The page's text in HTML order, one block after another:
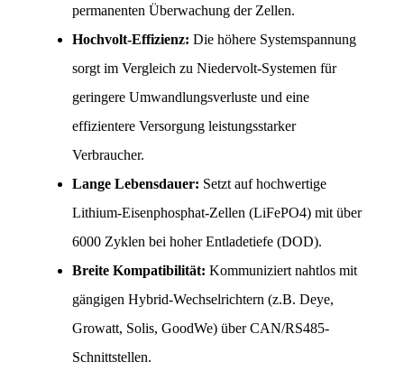
permanenten Überwachung der Zellen.
Hochvolt-Effizienz: Die höhere Systemspannung
sorgt im Vergleich zu Niedervolt-Systemen für
geringere Umwandlungsverluste und eine
effizientere Versorgung leistungsstarker
Verbraucher.
Lange Lebensdauer: Setzt auf hochwertige
Lithium-Eisenphosphat-Zellen (LiFePO4) mit über
6000 Zyklen bei hoher Entladetiefe (DOD).
Breite Kompatibilität: Kommuniziert nahtlos mit
gängigen Hybrid-Wechselrichtern (z.B. Deye,
Growatt, Solis, GoodWe) über CAN/RS485-
Schnittstellen.